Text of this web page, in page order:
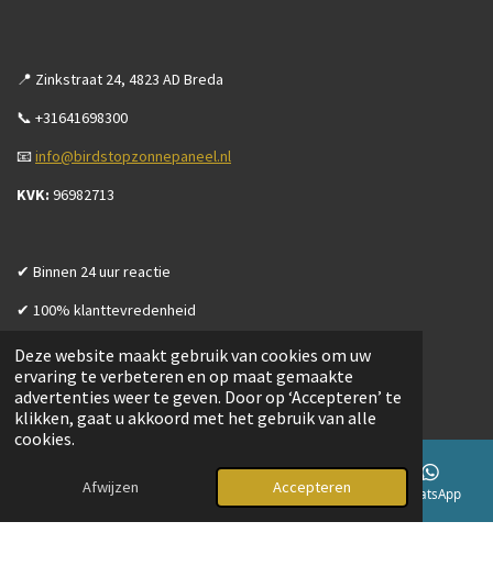
Deze website maakt gebruik van cookies om uw
ervaring te verbeteren en op maat gemaakte
advertenties weer te geven. Door op ‘Accepteren’ te
klikken, gaat u akkoord met het gebruik van alle
cookies.
Afwijzen Accepteren
📍 Zinkstraat 24, 4823 AD Breda
📞 +31641698300
📧info@birdstopzonnepaneel.nl
KVK: 96982713
✔ Binnen 24 uur reactie
✔ 100% klanttevredenheid
Openingstijden
Maandag t/m vrijdag
Zaterdag en zondag
In overleg
E-mailadres Instagram WhatsApp